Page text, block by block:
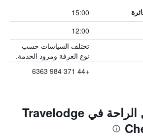
15:00
12:00
تختلف السياسات حسب
نوع الغرفة ومزود الخدمة.
+44 371 984 6363
المزايا ووسائل الراحة في Travelodge